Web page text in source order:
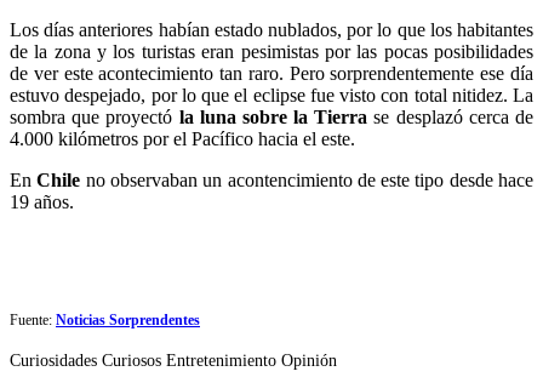
Los días anteriores habían estado nublados, por lo que los habitantes
de la zona y los turistas eran pesimistas por las pocas posibilidades
de ver este acontecimiento tan raro. Pero sorprendentemente ese día
estuvo despejado, por lo que el eclipse fue visto con total nitidez. La
sombra que proyectó la luna sobre la Tierra se desplazó cerca de
4.000 kilómetros por el Pacífico hacia el este.
EnChile no observaban un acontencimiento de este tipo desde hace
19 años.
Fuente: Noticias Sorprendentes
Curiosidades Curiosos Entretenimiento Opinión